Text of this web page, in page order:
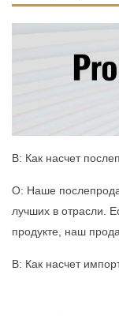
В: Как насчет
О: Наше
лучших в отрасли.
продукте, наш
В: Как насчет